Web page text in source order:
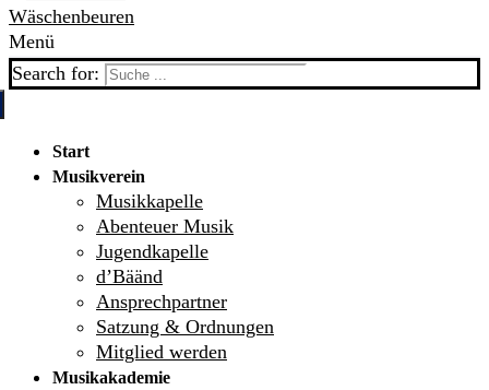
Menü
Search for:
Start
Musikverein
Musikkapelle
Abenteuer Musik
Jugendkapelle
d’Bäänd
Ansprechpartner
Satzung & Ordnungen
Mitglied werden
Musikakademie